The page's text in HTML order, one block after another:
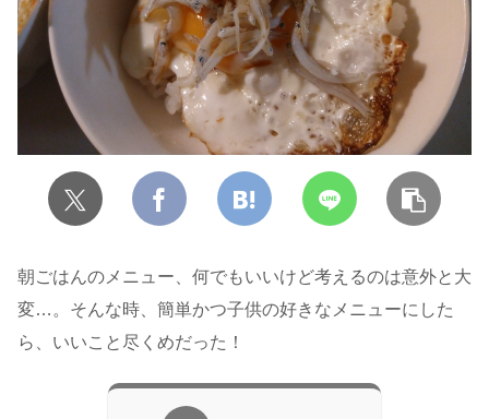
朝ごはんのメニュー、何でもいいけど考えるのは意外と大
変…。そんな時、簡単かつ子供の好きなメニューにした
ら、いいこと尽くめだった！